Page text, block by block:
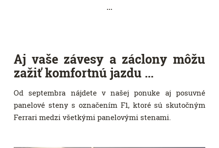
...
Aj vaše závesy a záclony môžu
zažiť komfortnú jazdu ...
Od septembra nájdete v našej ponuke aj posuvné
panelové steny s označením F1, ktoré sú skutočným
Ferrari medzi všetkými panelovými stenami.